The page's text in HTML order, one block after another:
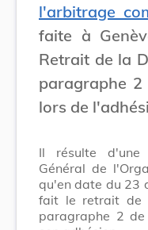
l'arbitrage
faite à
Retrait de la
paragraphe
lors de
Il résulte d'une
Général de
qu'en date du 23
fait le retrait de
paragraphe 2